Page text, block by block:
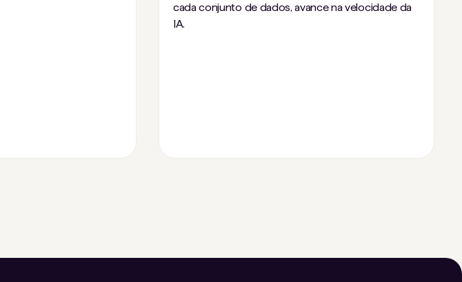
cada conjunto de dados, avance na velocidade da
IA.